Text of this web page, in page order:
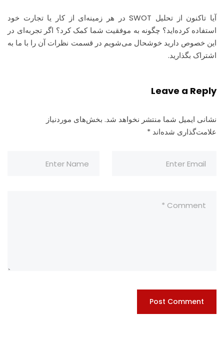
آیا تاکنون از تحلیل SWOT در هر زمینه‌ای از کار یا تجارت خود
استفاده کرده‌اید؟ چگونه به موفقیت شما کمک کرد؟ اگر تجربه‌ای در
این خصوص دارید خوشحال می‌شویم در قسمت نظرات آن را با ما به
اشتراک بگذارید.
Leave a Reply
نشانی ایمیل شما منتشر نخواهد شد. بخش‌های موردنیاز
علامت‌گذاری شده‌اند *